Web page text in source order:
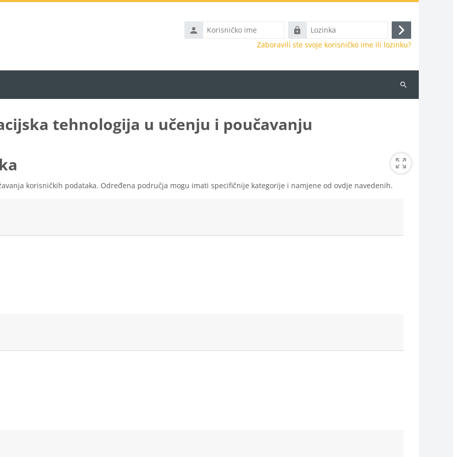
Lozinka
Prijava
Zaboravili ste svoje korisničko ime ili lozinku?
Pretraži
tehnologija u učenju i poučavanju
korisničkih podataka. Određena područja mogu imati specifičnije kategorije i namjene od ovdje navedenih.